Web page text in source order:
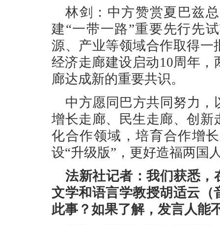
林剑：中方赞赏夏巴兹
建“一带一路”重要先行先
源、产业等领域合作取得
经济走廊建设启动10周年
廊达成新的重要共识。
中方愿同巴方共同努力
增长走廊、民生走廊、创
化合作领域，培育合作增
设“升级版”，更好造福两国
法新社记者：我们获悉，
文学和语言学教授胡适云
此事？如果了解，发言人能